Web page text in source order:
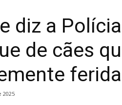
diz a
de cães
ferida
2025